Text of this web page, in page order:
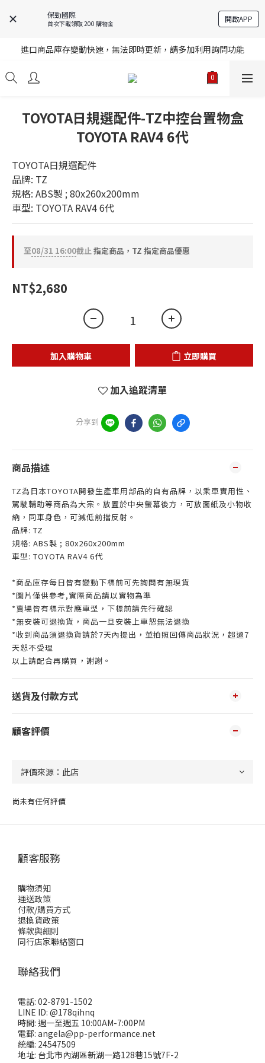
保勁國際
首次下載領取 200 購物金 開啟APP
註冊就送購物金，歡迎加入享更多優惠
註冊就送購物金，歡迎加入享更多優惠
進口商品庫存變動快速，無法即時更新，請多加利用詢問功能
註冊就送購物金，歡迎加入享更多優惠
TOYOTA日規選配件-TZ中控台置物盒
TOYOTA RAV4 6代
TOYOTA日規選配件
品牌: TZ
規格: ABS製 ; 80x260x200mm
車型: TOYOTA RAV4 6代
至08/31 16:00截止指定商品，TZ 指定商品優惠
NT$2,680
加入購物車 立即購買
加入追蹤清單
分享到
商品描述
TZ為日本TOYOTA開發生產車用部品的自有品牌，以乘車實用性、
駕駛輔助等商品為大宗。放置於中央螢幕後方，可放面紙及小物收
納，同車身色，可減低前擋反射。
品牌: TZ
規格: ABS製 ; 80x260x200mm
車型: TOYOTA RAV4 6代
*商品庫存每日皆有變動下標前可先詢問有無現貨
*圖片僅供參考,實際商品請以實物為準
*賣場皆有標示對應車型，下標前請先行確認
*無安裝可退換貨，商品一旦安裝上車恕無法退換
*收到商品須退換貨請於7天內提出，並拍照回傳商品狀況，超過7
天恕不受理
以上請配合再購買，謝謝。
送貨及付款方式
顧客評價
尚未有任何評價
顧客服務
購物須知
運送政策
付款/購買方式
退換貨政策
條款與細則
同行店家聯絡窗口
聯絡我們
電話: 02-8791-1502
LINE ID: @178qihnq
時間: 週一至週五 10:00AM-7:00PM
電郵: angela@pp-performance.net
統編: 24547509
地址: 台北市內湖區新湖一路128巷15號7F-2